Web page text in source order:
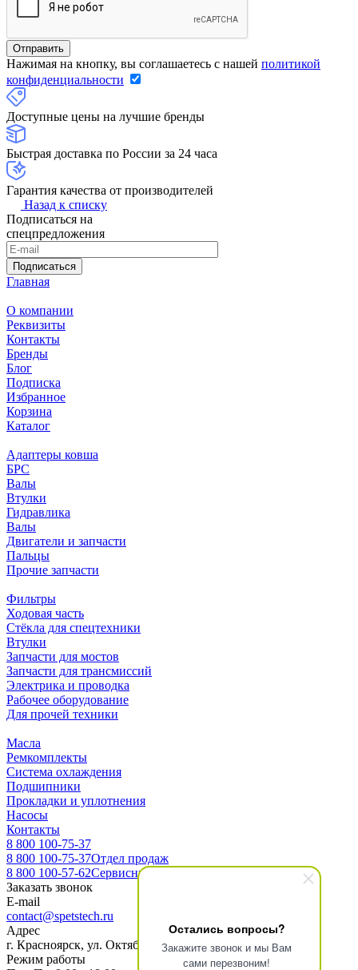
Остались вопросы?
Закажите звонок и мы Вам
сами перезвоним!
Нажимая на кнопку, вы соглашаетесь с нашей политикой
конфиденциальности
Доступные цены на лучшие бренды
Быстрая доставка по России за 24 часа
Гарантия качества от производителей
Назад к списку
Подписаться на
спецпредложения
Подписаться
Главная
О компании
Реквизиты
Контакты
Бренды
Блог
Подписка
Избранное
Корзина
Каталог
Адаптеры ковша
БРС
Валы
Втулки
Гидравлика
Валы
Двигатели и запчасти
Пальцы
Прочие запчасти
Фильтры
Ходовая часть
Стёкла для спецтехники
Втулки
Запчасти для мостов
Запчасти для трансмиссий
Электрика и проводка
Рабочее оборудование
Для прочей техники
Масла
Ремкомплекты
Система охлаждения
Подшипники
Прокладки и уплотнения
Насосы
Контакты
8 800 100-75-37
8 800 100-75-37Отдел продаж
8 800 100-57-62Сервисный центр
Заказать звонок
E-mail
contact@spetstech.ru
Адрес
г. Красноярск, ул. Октябрьская 16, офис 3-10
Режим работы